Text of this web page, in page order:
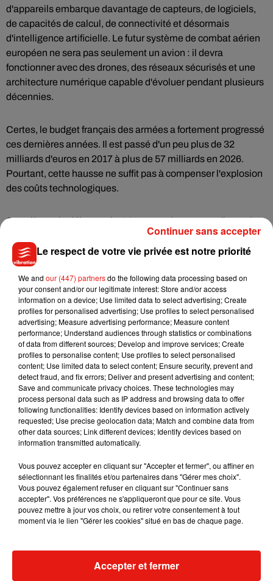
d'appareils embarque davantage de capteurs, de logiciels,
de capacités de calcul, de connectivité et désormais
d'intelligence artificielle. Le futur système de combat aérien
européen ne sera pas seulement un avion : il devra
fonctionner avec des drones, des réseaux sécurisés et une
architecture numérique capable d'évoluer pendant plusieurs
décennies.
Certes, le budget français des armées a fortement progressé
ces dernières années. Il est passé d'un peu plus de 32
milliards d'euros en 2017 à plus de 57 milliards en 2026.
Pourtant, cette hausse ne suffit pas à compenser l'explosion
des coûts technologiques.
C'est là que le débat sur le SCAF prend une autre dimension.
La coopération avec l'Allemagne ou l'Espagne n'est pas
seulement un choix politique. C'est aussi une nécessité
budgétaire. Car le véritable défi n'est peut-être plus de
construire un avion capable de voler. Le véritable défi est de
réunir suffisamment de pays pour accepter d'en partager la
facture pendant cinquante ans.
Autrement dit, le problème du chasseur du futur n'est plus
seulement un problème d'ingénieurs. C'est devenu un
problème d'échelle économique.
Réécoutez la chronique :
Musique
7 août 2026
Julien Lieb s’essaye à la vie de chatelain
dans son nouveau clip
Le respect de votre vie privée est notre priorité
We and our (447) partnersdo the following data processing based on
your consent and/or our legitimate interest: Store and/or access
information on a device; Use limited data to select advertising; Create
profiles for personalised advertising; Use profiles to select personalised
advertising; Measure advertising performance; Measure content
performance; Understand audiences through statistics or combinations
of data from different sources; Develop and improve services; Create
profiles to personalise content; Use profiles to select personalised
content; Use limited data to select content; Ensure security, prevent and
detect fraud, and fix errors; Deliver and present advertising and content;
Save and communicate privacy choices. These technologies may
process personal data such as IP address and browsing data to offer
following functionalities: Identify devices based on information actively
requested; Use precise geolocation data; Match and combine data from
other data sources; Link different devices; Identify devices based on
information transmitted automatically.
Vous pouvez accepter en cliquant sur "Accepter et fermer", ou affiner en
sélectionnant les finalités et/ou partenaires dans "Gérer mes choix".
Vous pouvez également refuser en cliquant sur "Continuer sans
accepter". Vos préférences ne s'appliqueront que pour ce site. Vous
pouvez mettre à jour vos choix, ou retirer votre consentement à tout
moment via le lien "Gérer les cookies" situé en bas de chaque page.
Accepter et fermer
Continuer sans accepter